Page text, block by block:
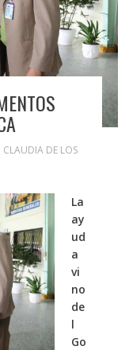
CLAUDIA DE LOS
La
ay
ud
a
vi
no
de
l
Go